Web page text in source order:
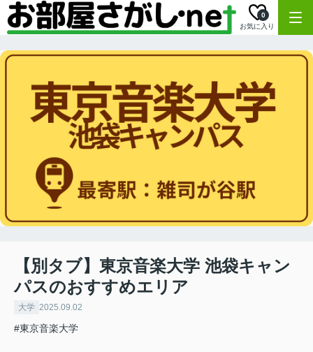
お気に入り
0
【別タブ】東京音楽大学 池袋キャン
パスのおすすめエリア
大学 2025.09.02
#東京音楽大学